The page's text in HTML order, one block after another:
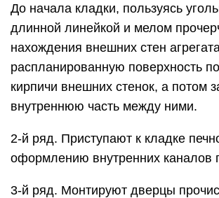
До начала кладки, пользуясь
длинной линейкой и мелом
нахождения внешних стен
распланированную поверхность
кирпичи внешних стенок, а потом
внутреннюю часть между ними.
2-й ряд. Приступают к кладке
оформлению внутренних каналов
3-й ряд. Монтируют дверцы